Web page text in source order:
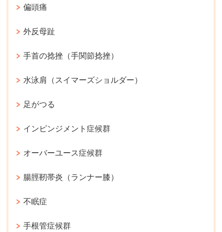
偏頭痛
外反母趾
手首の捻挫（手関節捻挫）
水泳肩（スイマーズショルダー）
足がつる
インピンジメント症候群
オーバーユース症候群
腸脛靭帯炎（ランナー膝）
不眠症
手根管症候群